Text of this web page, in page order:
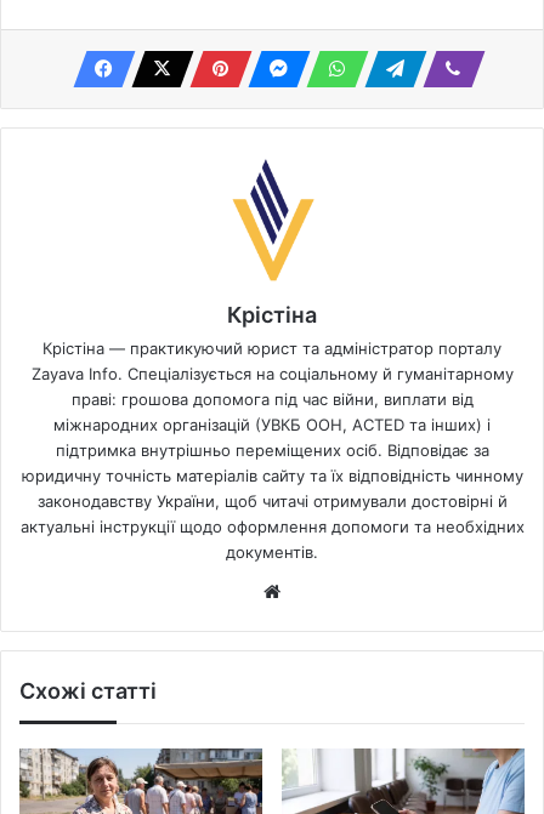
Крістіна
Крістіна — практикуючий юрист та адміністратор порталу
Zayava Info. Спеціалізується на соціальному й гуманітарному
праві: грошова допомога під час війни, виплати від
міжнародних організацій (УВКБ ООН, ACTED та інших) і
підтримка внутрішньо переміщених осіб. Відповідає за
юридичну точність матеріалів сайту та їх відповідність чинному
законодавству України, щоб читачі отримували достовірні й
актуальні інструкції щодо оформлення допомоги та необхідних
документів.
Схожі статті